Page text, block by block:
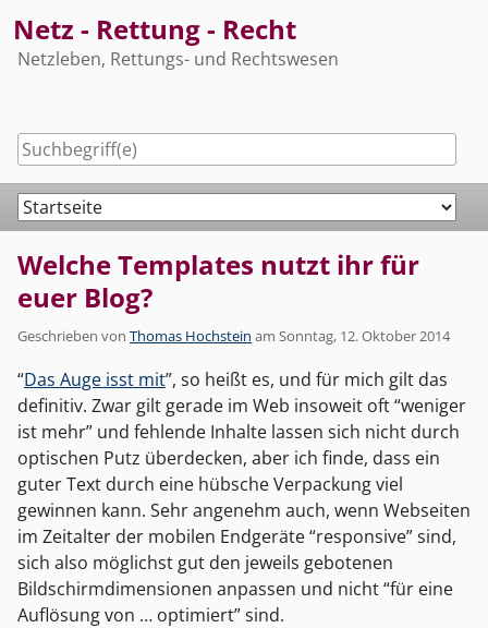
to
content
Netz - Rettung - Recht
Netzleben, Rettungs- und Rechtswesen
Navigation
Welche Templates nutzt ihr für
euer Blog?
Geschrieben von Thomas Hochstein am Sonntag, 12. Oktober 2014
“Das Auge isst mit”, so heißt es, und für mich gilt das
definitiv. Zwar gilt gerade im Web insoweit oft “weniger
ist mehr” und fehlende Inhalte lassen sich nicht durch
optischen Putz überdecken, aber ich finde, dass ein
guter Text durch eine hübsche Verpackung viel
gewinnen kann. Sehr angenehm auch, wenn Webseiten
im Zeitalter der mobilen Endgeräte “responsive” sind,
sich also möglichst gut den jeweils gebotenen
Bildschirmdimensionen anpassen und nicht “für eine
Auflösung von … optimiert” sind.